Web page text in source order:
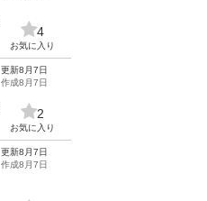
4
お気に入り
更新8月7日
作成8月7日
2
お気に入り
更新8月7日
作成8月7日